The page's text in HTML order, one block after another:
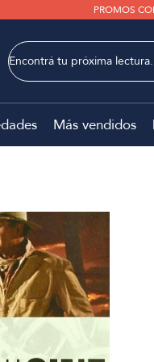
PROMOS
Más vendidos